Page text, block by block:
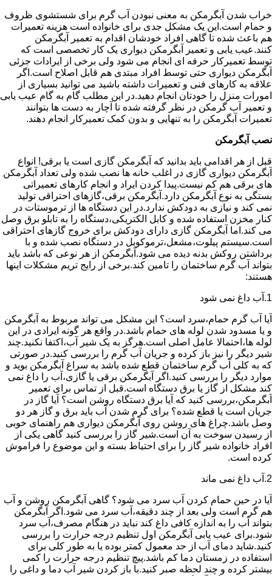
خراب شدن آبگرمکن به معنی نبودن آب گرم برای شستشوی ظروف
و حمام است.این یک مشکل جدی برای خانواده است هزینه تعمیرات
هم باعث شده تا گاهی افراد خودشان اقدام به تعمیر آبگرمکن
کنند.عیب یابی و تعمیر آبگرمکن دیواری یک کار تخصصی است که
توسط تعمیرکار حرفه ای انجام می شود ولی برخی از ایرادات جزئی
آبگرمکن دیواری حتی توسط افراد مبتدی هم قابل اصلاح است.اگر
علاقه به کارهای فنی و تعمیرات داشته باشید می توانید بسیاری از
امورات منزل را خودتان انجام دهید.در این مطلب گام به گام عیب یابی
و تعمیر آب گرمکن در نظر گرفته شده تا آچار به دست ها بتوانند
تعمیرات آبگرمکن را به تنهایی و بدون کمک تعمیرکار انجام دهند.
نصب آبگرمکن
قبل از هر اقدامی باید بدانید که آبگرمکن گازی است یا برقی! انواع
آبگرمکن دیواری گازی در اغلب خانه ها نصب شده ولی تعداد آبگرمکن
های برقی هم کم نیست.پیدا کردن ایراد و انجام کارهای تعمیراتی
بستگی به نوع آبگرمکن دارد.آبگرمکن برقی،گازهای احتراقی تولید
نمی کند و نیازی به دودکش ندارد.در این دستگاه ها از ترموستات در
کنار مخزن استفاده شده و کابل الکتریکی،دستگاه را به تابلو برق وصل
می کند.اما آبگرمکن گازی دارای دودکش برای خروج گازهای احتراقی
است.سیستم پیلوت،مشعل،ترموکوبل در دستگاه نصب شده و با
برداشتن روکش بدنه دیده می شود.آبگرمکن از هر نوعی که باشد باید
بتواند آب گرم ساختمان را تامین کند.برخی از رایج تریم مشکلات اینها
هستند:
1.آب داغ نمی شود
آیا آب گرم حمام،سرد است؟ این مشکل می تواند مربوط به آبگرمکن
و یا مسدود شدن لوله های حمام باشد.در واقع هر گونه ایرادی در این
لوله ها،احتمالا عامل اصلی است.هرگز به یک شیر آب،اکتفا نکنید.چند
شیر دیگر را نیز باز کرده و جریان آب گرم را بررسی کنید.در صورتی
که به کلی آب گرم ساختمان قطع شده باشد به سراغ آبگرمکن بوید و
موارد دیگر را بررسی کنید.اگر آبگرمکن برقی یا گازی،آب را داغ نمی
کند مشکل از گاز یا برق دستگاه است.قبل از تماس برای تعمیر
آبگرمکن،بررسی کنید که آیا برق دستگاه روشن است؟ آیا گاز در
جریان است یا قطع شده؟ برای گرم شدن آب باید برق و گاز هر دو
وصل باشد.چراغ های روشن روی آبگرمکن دیواری هم راهنمای خوبی
از رسیدن سوخت به آن است.شیر گاز را بررسی کنید گاهی یکی از
افراد خانواده شیر گاز را برای احتیاط بسته و این موضوع را فراموش
کرده است.
2.آب داغ نمی ماند
آیا در حین حمام کردن آب سرد می شود؟ گاهی آبگرمکن روشن و آب
هم گرم است ولی بعد از چند دقیقه،آب سرد می شود.اگر آبگرمکن
بتواند آب را به اندازه کافی داغ کند نباید در هنگام مصرف،آب سرد
شود.برای عیب یابی آبگرمکن اول تنظیم درجه حرارت را بررسی
کنید.شاید دمای آب از حد معمول کمتر بوده یا به طور کلی برای
استفاده در زمستان دما کم باشد.پیچ تنظیم درجه حرارت را کمی
بیشتر کرده و چند لحظه صبر کنید.با باز کردن شیر آب دما و داغی را